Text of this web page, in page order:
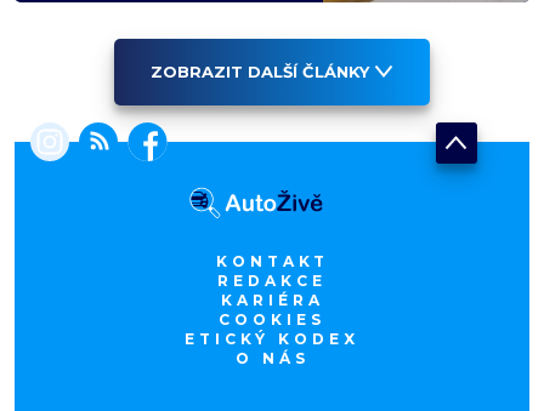
ZOBRAZIT DALŠÍ ČLÁNKY
KONTAKT
REDAKCE
KARIÉRA
COOKIES
ETICKÝ KODEX
O NÁS